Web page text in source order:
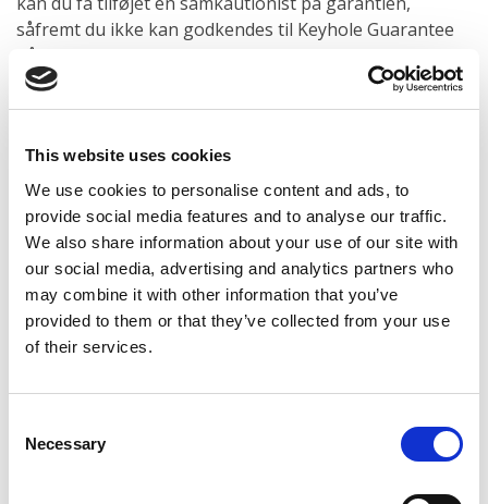
This website uses cookies
We use cookies to personalise content and ads, to
provide social media features and to analyse our traffic.
We also share information about your use of our site with
our social media, advertising and analytics partners who
may combine it with other information that you’ve
provided to them or that they’ve collected from your use
of their services.
Selection
Necessary
såfremt du ikke kan godkendes til Keyhole Guarantee
på din egen økonomi.
Mangler du fortsat svar på dine spørgsmål? Så kontakt
support@usekeyhole.com
åbningstiderne mandag til fredag fra 9-16.
Kreditvurdering
HVAD ER ET RÅDIGHEDSBELØB?